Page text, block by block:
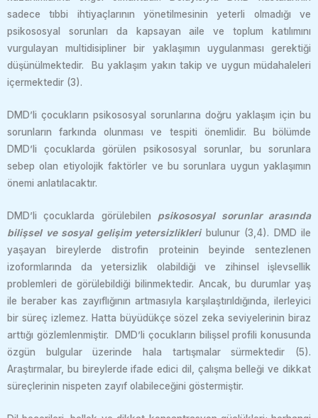
sadece tıbbi ihtiyaçlarının yönetilmesinin yeterli olmadığı ve
psikososyal sorunları da kapsayan aile ve toplum katılımını
vurgulayan multidisipliner bir yaklaşımın uygulanması gerektiği
düşünülmektedir. Bu yaklaşım yakın takip ve uygun müdahaleleri
içermektedir (3).
DMD’li çocukların psikososyal sorunlarına doğru yaklaşım için bu
sorunların farkında olunması ve tespiti önemlidir. Bu bölümde
DMD’li çocuklarda görülen psikososyal sorunlar, bu sorunlara
sebep olan etiyolojik faktörler ve bu sorunlara uygun yaklaşımın
önemi anlatılacaktır.
DMD’li çocuklarda görülebilen psikososyal sorunlar arasında
bilişsel ve sosyal gelişim yetersizlikleribulunur (3,4). DMD ile
yaşayan bireylerde distrofin proteinin beyinde sentezlenen
izoformlarında da yetersizlik olabildiği ve zihinsel işlevsellik
problemleri de görülebildiği bilinmektedir. Ancak, bu durumlar yaş
ile beraber kas zayıflığının artmasıyla karşılaştırıldığında, ilerleyici
bir süreç izlemez. Hatta büyüdükçe sözel zeka seviyelerinin biraz
arttığı gözlemlenmiştir. DMD’li çocukların bilişsel profili konusunda
özgün bulgular üzerinde hala tartışmalar sürmektedir (5).
Araştırmalar, bu bireylerde ifade edici dil, çalışma belleği ve dikkat
süreçlerinin nispeten zayıf olabileceğini göstermiştir.